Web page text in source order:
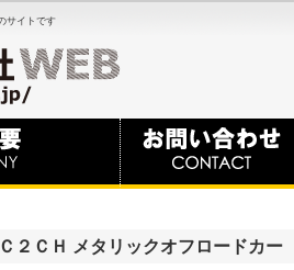
サイトです
２ＣＨ メタリックオフロードカー